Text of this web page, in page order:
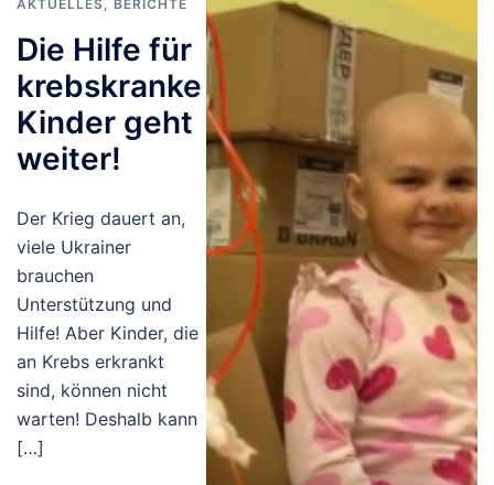
AKTUELLES
BERICHTE
Die Hilfe für
krebskranke
Kinder geht
weiter!
Der Krieg dauert an,
viele Ukrainer
brauchen
Unterstützung und
Hilfe! Aber Kinder, die
an Krebs erkrankt
sind, können nicht
warten! Deshalb kann
[…]